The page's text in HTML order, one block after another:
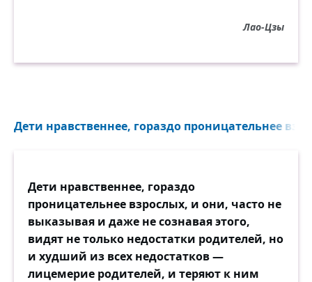
Лао-Цзы
Дети нравственнее, гораздо проницательнее
Дети нравственнее, гораздо
проницательнее взрослых, и они, часто не
выказывая и даже не сознавая этого,
видят не только недостатки родителей, но
и худший из всех недостатков —
лицемерие родителей, и теряют к ним